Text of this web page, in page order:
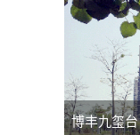
博丰九玺台